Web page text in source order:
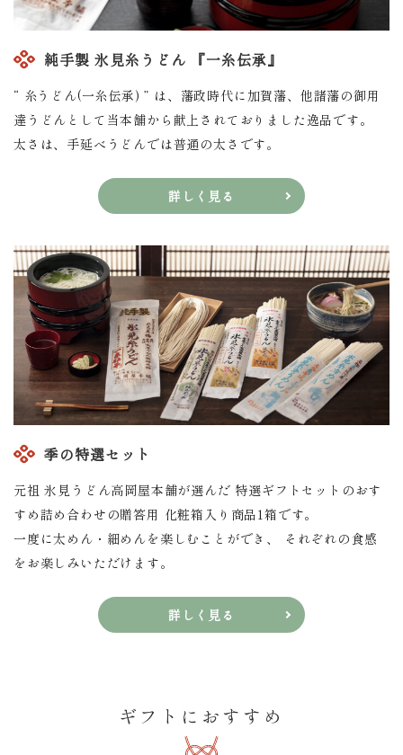
純手製 氷見糸うどん 『一糸伝承』
“ 糸うどん(一糸伝承) ” は、藩政時代に加賀藩、他諸藩の御用
達うどんとして当本舗から献上されておりました逸品です。
太さは、手延べうどんでは普通の太さです。
詳しく見る
季の特選セット
元祖 氷見うどん高岡屋本舗が選んだ 特選ギフトセットのおす
すめ詰め合わせの贈答用 化粧箱入り商品1箱です。
一度に太めん・細めんを楽しむことができ、 それぞれの食感
をお楽しみいただけます。
詳しく見る
ギフトにおすすめ